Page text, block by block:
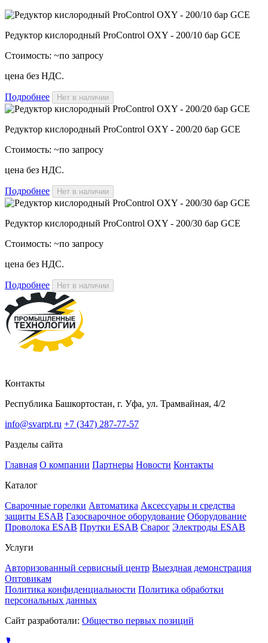
Редуктор кислородный ProControl OXY - 200/10 бар GCE
Стоимость: ~по запросу
цена без НДС.
Подробнее Нет в наличии
Редуктор кислородный ProControl OXY - 200/20 бар GCE
Стоимость: ~по запросу
цена без НДС.
Подробнее Нет в наличии
Редуктор кислородный ProControl OXY - 200/30 бар GCE
Стоимость: ~по запросу
цена без НДС.
Подробнее Нет в наличии
Контакты
Республика Башкортостан, г. Уфа, ул. Трамвайная, 4/2
info@svarpt.ru +7 (347) 287-77-57
Разделы сайта
Главная О компании Партнеры Новости Контакты
Каталог
Cварочные горелки Автоматика Аксессуары и средства
защиты ESAB Газосварочное оборудование Оборудование
Проволока ESAB Прутки ESAB Сварог Электроды ESAB
Услуги
Авторизованный сервисный центр Выездная демонстрация
Оптовикам
Политика конфиденциальности Политика обработки
персональных данных
Сайт разработали: Общество первых позиций